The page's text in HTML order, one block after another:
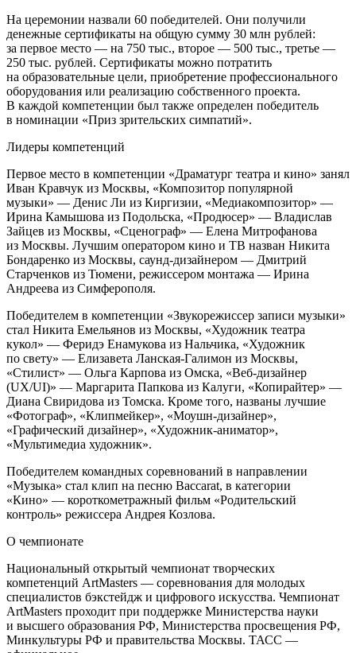
На церемонии назвали 60 победителей. Они получили
денежные сертификаты на общую сумму 30 млн рублей:
за первое место — на 750 тыс., второе — 500 тыс., третье —
250 тыс. рублей. Сертификаты можно потратить
на образовательные цели, приобретение профессионального
оборудования или реализацию собственного проекта.
В каждой компетенции был также определен победитель
в номинации «Приз зрительских симпатий».
Лидеры компетенций
Первое место в компетенции «Драматург театра и кино» занял
Иван Кравчук из Москвы, «Композитор популярной
музыки» — Денис Ли из Киргизии, «Медиакомпозитор» —
Ирина Камышова из Подольска, «Продюсер» — Владислав
Зайцев из Москвы, «Сценограф» — Елена Митрофанова
из Москвы. Лучшим оператором кино и ТВ назван Никита
Бондаренко из Москвы, саунд-дизайнером — Дмитрий
Старченков из Тюмени, режиссером монтажа — Ирина
Андреева из Симферополя.
Победителем в компетенции «Звукорежиссер записи музыки»
стал Никита Емельянов из Москвы, «Художник театра
кукол» — Феридэ Енамукова из Нальчика, «Художник
по свету» — Елизавета Ланская-Галимон из Москвы,
«Стилист» — Ольга Карпова из Омска, «Веб-дизайнер
(UX/UI)» — Маргарита Папкова из Калуги, «Копирайтер» —
Диана Свиридова из Томска. Кроме того, названы лучшие
«Фотограф», «Клипмейкер», «Моушн-дизайнер»,
«Графический дизайнер», «Художник-аниматор»,
«Мультимедиа художник».
Победителем командных соревнований в направлении
«Музыка» стал клип на песню Baccarat, в категории
«Кино» — короткометражный фильм «Родительский
контроль» режиссера Андрея Козлова.
О чемпионате
Национальный открытый чемпионат творческих
компетенций ArtMasters — соревнования для молодых
специалистов бэкстейдж и цифрового искусства. Чемпионат
ArtMasters проходит при поддержке Министерства науки
и высшего образования РФ, Министерства просвещения РФ,
Минкультуры РФ и правительства Москвы. ТАСС —